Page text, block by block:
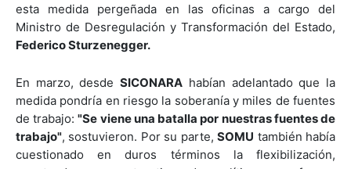
esta medida pergeñada en las oficinas a cargo del
Ministro de Desregulación y Transformación del Estado,
Federico Sturzenegger.
En marzo, desdeSICONARA habían adelantado que la
medida pondría en riesgo la soberanía y miles de fuentes
de trabajo:"Se viene una batalla por nuestras fuentes de
trabajo", sostuvieron. Por su parte,SOMU también había
cuestionado en duros términos la flexibilización,